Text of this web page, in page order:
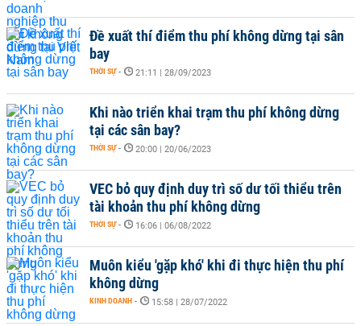
Đề xuất thí điểm thu phí không dừng tại sân
bay
THỜI SỰ - 21:11 | 28/09/2023
Khi nào triển khai trạm thu phí không dừng
tại các sân bay?
THỜI SỰ - 20:00 | 20/06/2023
VEC bỏ quy định duy trì số dư tối thiểu trên
tài khoản thu phí không dừng
THỜI SỰ - 16:06 | 06/08/2022
Muôn kiểu 'gặp khó' khi đi thực hiện thu phí
không dừng
KINH DOANH - 15:58 | 28/07/2022